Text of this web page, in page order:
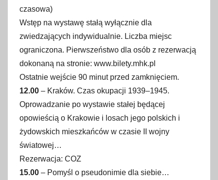
czasowa)
Wstęp na wystawę stałą wyłącznie dla
zwiedzających indywidualnie. Liczba miejsc
ograniczona. Pierwszeństwo dla osób z rezerwacją
dokonaną na stronie: www.bilety.mhk.pl
Ostatnie wejście 90 minut przed zamknięciem.
12.00 – Kraków. Czas okupacji 1939–1945.
Oprowadzanie po wystawie stałej będącej
opowieścią o Krakowie i losach jego polskich i
żydowskich mieszkańców w czasie II wojny
światowej…
Rezerwacja: COZ
15.00 – Pomyśl o pseudonimie dla siebie…